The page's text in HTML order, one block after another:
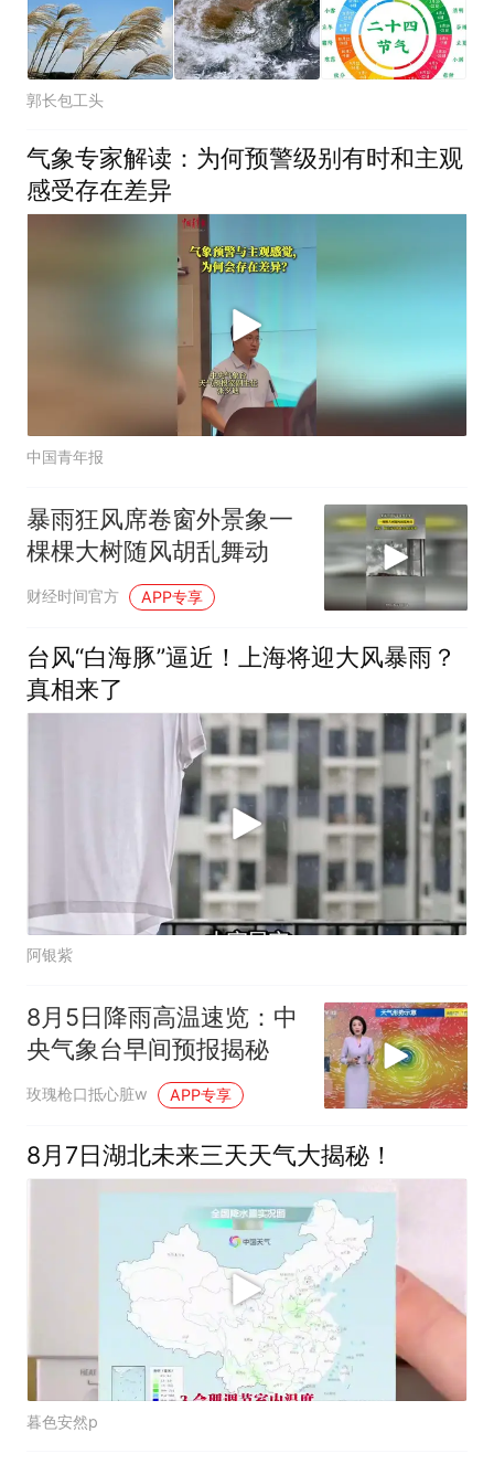
郭长包工头
气象专家解读：为何预警级别有时和主观
感受存在差异
中国青年报
暴雨狂风席卷窗外景象一
棵棵大树随风胡乱舞动
财经时间官方 APP专享
台风“白海豚”逼近！上海将迎大风暴雨？
真相来了
阿银紫
8月5日降雨高温速览：中
央气象台早间预报揭秘
玫瑰枪口抵心脏w APP专享
8月7日湖北未来三天天气大揭秘！
暮色安然p